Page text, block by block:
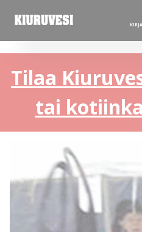
Tilaa
tai